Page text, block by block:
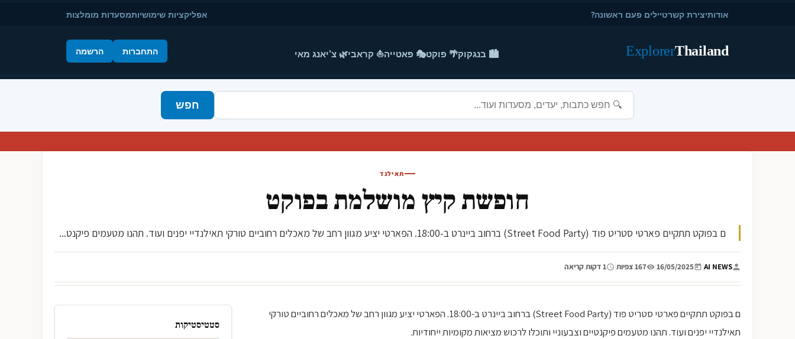
אודותיצירת קשרטיילים פעם ראשונה? אפליקציות שימושיותמסעדות מומלצות
Thailand
Explorer 🏙️ בנגקוק🌴 פוקט🎭 פאטייה⛵ קראבי🌿 צ'יאנג מאי התחברות הרשמה
חפש
תאילנד
חופשת קיץ מושלמת בפוקט
ם בפוקט תתקיים פארטי סטריט פוד (Street Food Party) ברחוב ביינרט ב-18:00. הפארטי יציע מגוון רחב של מאכלים רחוביים טורקי תאילנדיי יפנים ועוד. תהנו מטעמים פיקנט...
AI NEWS
|
16/05/2025
| 167 צפיות | 1 דקות קריאה
ם בפוקט תתקיים פארטי סטריט פוד (Street Food Party) ברחוב ביינרט ב-18:00. הפארטי יציע מגוון רחב של מאכלים רחוביים טורקי
תאילנדיי יפנים ועוד. תהנו מטעמים פיקנטיים וצבעוניי ותוכלו לרכוש מציאות מקומיות ייחודיות.
סטטיסטיקות